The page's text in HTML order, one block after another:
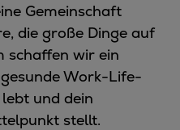
Gemeinschaft
die große Dinge auf
schaffen wir ein
Work-Life-
und dein
stellt.